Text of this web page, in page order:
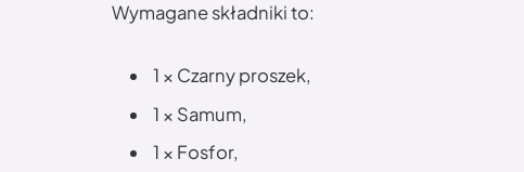
Wymagane składniki to:
1 × Czarny proszek,
1 × Samum,
1 × Fosfor,